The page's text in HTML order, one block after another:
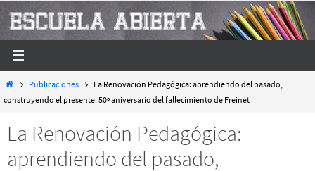
contenido
InicioPublicaciones
La Renovación Pedagógica: aprendiendo del pasado,
construyendo el presente. 50º aniversario del fallecimiento de Freinet
La Renovación Pedagógica:
aprendiendo del pasado,